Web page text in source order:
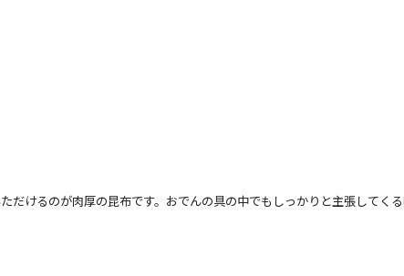
だけるのが肉厚の昆布です。おでんの具の中でもしっかりと主張してく